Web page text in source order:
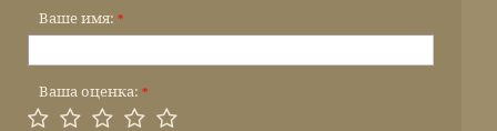
Ваше имя: *
Ваша оценка: *